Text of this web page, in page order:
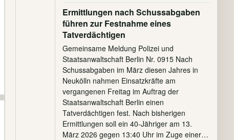
Ermittlungen nach Schussabgaben
führen zur Festnahme eines
Tatverdächtigen
Gemeinsame Meldung Polizei und
Staatsanwaltschaft Berlin Nr. 0915 Nach
Schussabgaben im März diesen Jahres in
Neukölln nahmen Einsatzkräfte am
vergangenen Freitag im Auftrag der
Staatsanwaltschaft Berlin einen
Tatverdächtigen fest. Nach bisherigen
Ermittlungen soll ein 40-Jähriger am 13.
März 2026 gegen 13:40 Uhr im Zuge einer…